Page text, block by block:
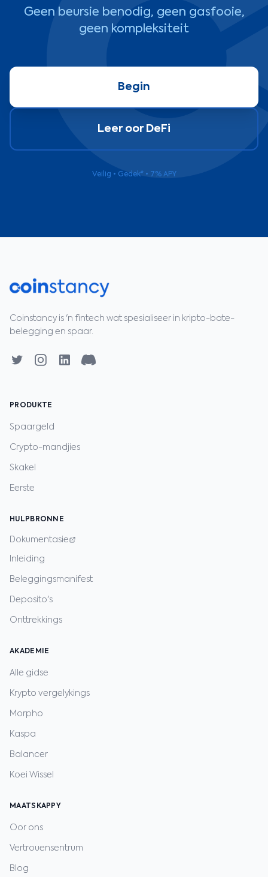
Geen beursie benodig, geen gasfooie,
geen kompleksiteit
Begin
Leer oor DeFi
Veilig • Gedek* • 7% APY
Coinstancy is 'n fintech wat spesialiseer in kripto-bate-
belegging en spaar.
PRODUKTE
Spaargeld
Crypto-mandjies
Skakel
Eerste
HULPBRONNE
Dokumentasie
Inleiding
Beleggingsmanifest
Deposito's
Onttrekkings
AKADEMIE
Alle gidse
Krypto vergelykings
Morpho
Kaspa
Balancer
Koei Wissel
MAATSKAPPY
Oor ons
Vertrouensentrum
Blog